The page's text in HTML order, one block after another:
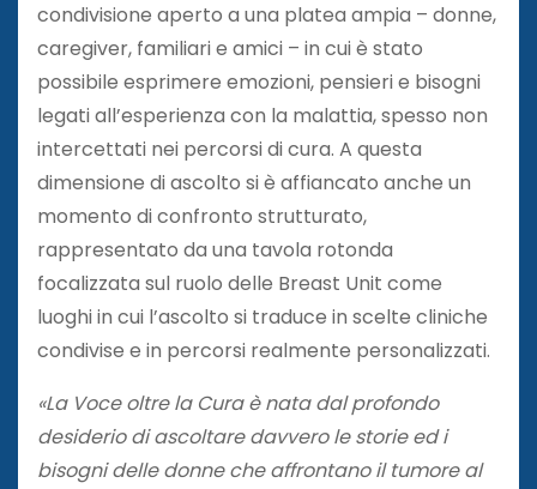
condivisione aperto a una platea ampia – donne,
caregiver, familiari e amici – in cui è stato
possibile esprimere emozioni, pensieri e bisogni
legati all’esperienza con la malattia, spesso non
intercettati nei percorsi di cura. A questa
dimensione di ascolto si è affiancato anche un
momento di confronto strutturato,
rappresentato da una tavola rotonda
focalizzata sul ruolo delle Breast Unit come
luoghi in cui l’ascolto si traduce in scelte cliniche
condivise e in percorsi realmente personalizzati.
«La Voce oltre la Cura è nata dal profondo
desiderio di ascoltare davvero le storie ed i
bisogni delle donne che affrontano il tumore al